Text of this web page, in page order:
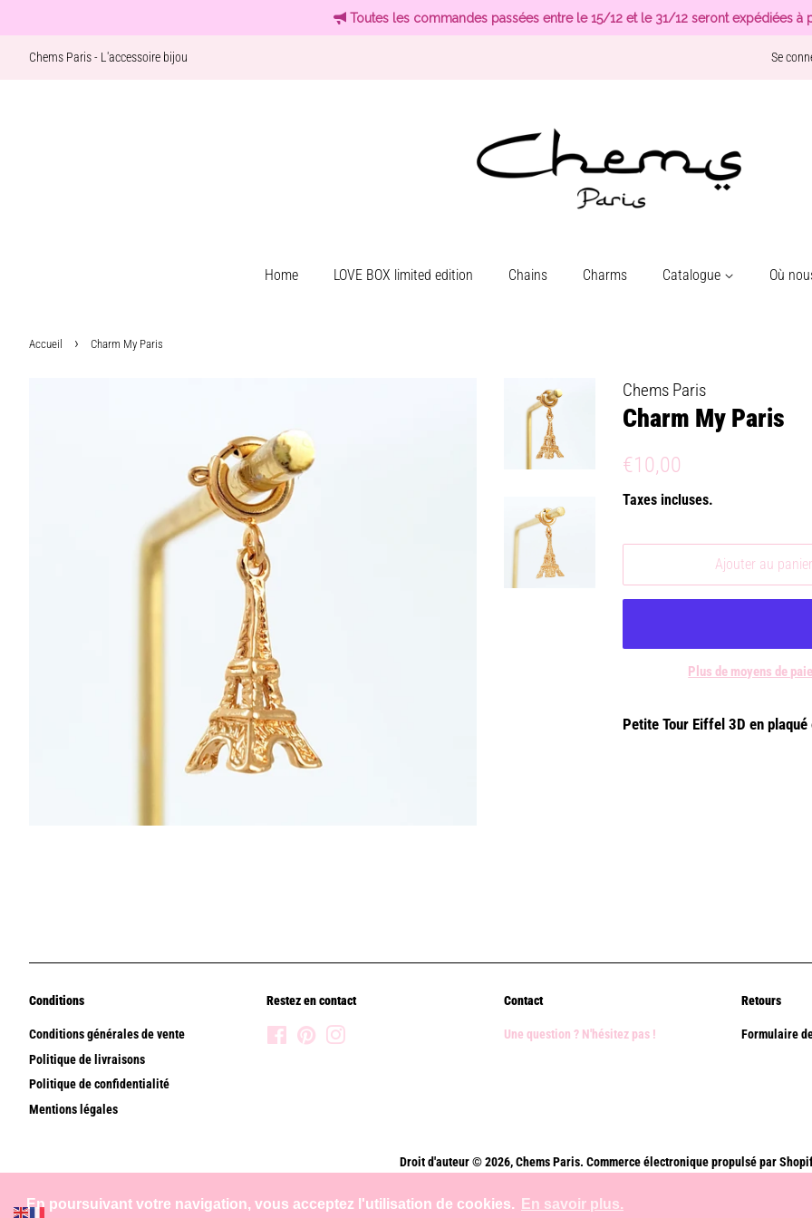
En poursuivant votre navigation, vous acceptez l'utilisation de cookies. En savoir plus.
Toutes les commandes passées entre le 15/12 et le 31/12 seront expédiées à
Chems Paris - L'accessoire bijou Se
Home LOVE BOX limited edition Chains Charms Catalogue Où
Accueil › Charm My Paris
Chems Paris
Charm My Paris
Prix
€10,00
Taxes incluses.
Ajouter au panier
Plus de moyens de
Petite Tour Eiffel 3D en plaqué
Conditions
Conditions générales de vente
Politique de livraisons
Politique de confidentialité
Mentions légales
Restez en contact
FacebookPinterest
Contact
Une question ? N'hésitez pas !
Retours
Formulaire
Droit d'auteur © 2026,Chems Paris. Commerce électronique propulsé par